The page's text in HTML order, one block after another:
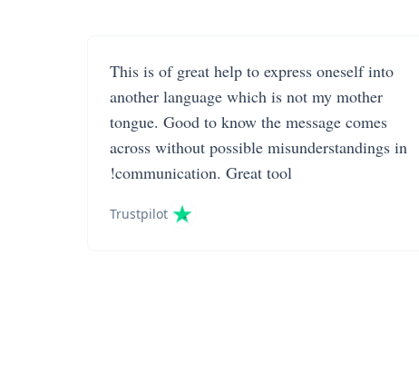
This is of great help to express oneself into
another language which is not my mother
tongue. Good to know the message comes
across without possible misunderstandings in
communication. Great tool!
Trustpilot